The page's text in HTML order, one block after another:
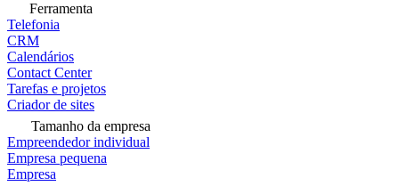
Ferramenta
Telefonia
CRM
Calendários
Contact Center
Tarefas e projetos
Criador de sites
Tamanho da empresa
Empreendedor individual
Empresa pequena
Empresa